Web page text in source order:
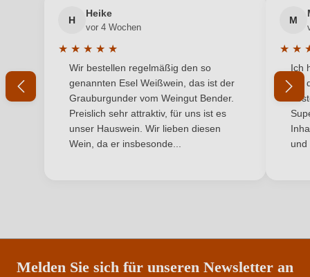
Le Vie Angarano
adresse
36061 Bassano del Grappa, Italien
Inhalt 1,5 L
2023
Region
Ihre E-Mail-Adresse
Ihr Passwort
Ich habe mein Passwort vergessen
H
Heike
vor 4 Wochen
★ ★ ★ ★ ★
Durchschnittliche Bewertung von 5 von 5 Sternen
Wir bestellen regelmäßig den so
genannten Esel Weißwein, das ist der
Grauburgunder vom Weingut Bender.
Preislich sehr attraktiv, für uns ist es
unser Hauswein. Wir lieben diesen
Wein, da er insbesonde...
M
★ ★
Ich
mit
und
Melden Sie sich für unseren Newsletter an